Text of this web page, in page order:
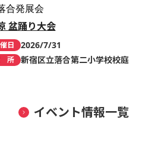
合発展会
盆踊り大会
日 2026/7/31
所 新宿区立落合第二小学校校庭
イベント情報一覧